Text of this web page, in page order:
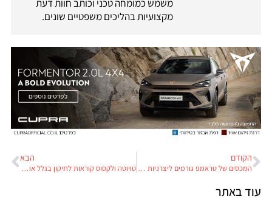
משמש כמומחה טכני וכותב חוות דעת
מקצועיות בהליכים משפטיים שונים.
הקודם
המכסים של טראמפ גורמים ליצרניות הרכב נזקים של מיליארדי דולרים: איך זה ישפיע על הכיס של כל אחד מאיתנו?
הבא
טויוטה ולקסוס קוראות לתיקון בגלל אובדן זיכרון
עוד באתר